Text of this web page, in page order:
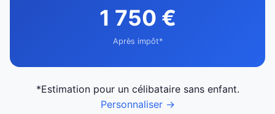
1 750 €
Après impôt*
*Estimation pour un célibataire sans enfant.
Personnaliser →